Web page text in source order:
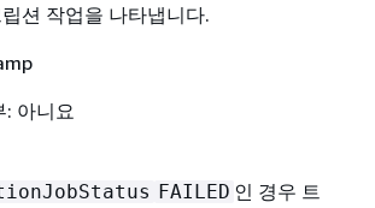
션 작업을 나타냅니다.
: 아니요
FAILED 인 경우 트